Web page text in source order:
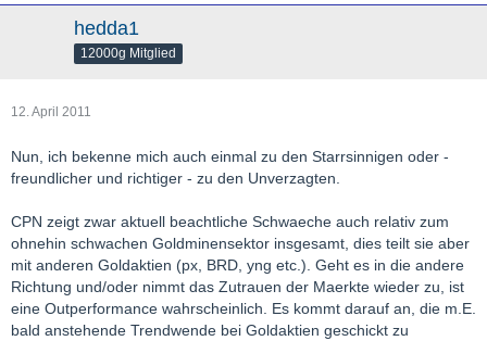
hedda1
12000g Mitglied
12. April 2011
Nun, ich bekenne mich auch einmal zu den Starrsinnigen oder -
freundlicher und richtiger - zu den Unverzagten.
CPN zeigt zwar aktuell beachtliche Schwaeche auch relativ zum
ohnehin schwachen Goldminensektor insgesamt, dies teilt sie aber
mit anderen Goldaktien (px, BRD, yng etc.). Geht es in die andere
Richtung und/oder nimmt das Zutrauen der Maerkte wieder zu, ist
eine Outperformance wahrscheinlich. Es kommt darauf an, die m.E.
bald anstehende Trendwende bei Goldaktien geschickt zu